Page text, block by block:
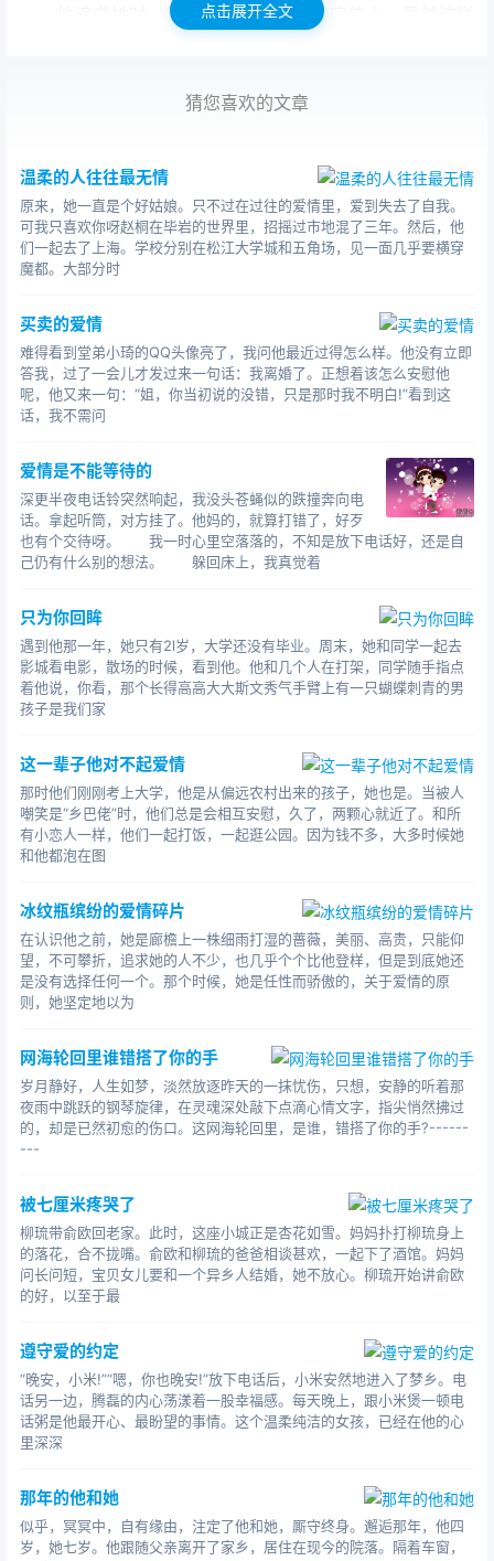
他追求她时，不喜欢坐在她前面的座位上，虽然这样
但是，不能住进她的眼睛里。
表现在她眼里，但又害怕她看不到他为了爱她而颓废沮
丧、伤心落泪，以为他不在意;想把自己爱她的心通过为爱
失落、最真实、真诚的表情诠释给她看，却担心她误会自
己用错了表情，以为自己不够勇敢，不够理智，无端颓
废。
他追求她时，很想跟她无忧无虑，哪怕是随随便便
的、无关风月的聊聊天，却害怕自己不小心说到她不开心
的、她不想听的而破坏感情;想多看她几眼，哪怕是远远
的、偷偷的，却也害怕会让她因此而躲避他，因此而造成
他追求她时，......
幸福如烟花般短暂，心灵如玻璃般易碎，当十指相
扣，紧握着所剩无几的点点余温时，无助的闭上双眼，若
是余温已散，再热的温度也触及不到眼角的潮湿。
其实，爱不一定是用肢体或语言来诠释，只要心还在
跳，爱依然在，命运的签会给爱最好的安排的，相信!
点击展开全文
猜您喜欢的文章
温柔的人往往最无情
原来，她一直是个好姑娘。只不过在过往的爱情里，爱到失去了自我。
可我只喜欢你呀赵桐在毕岩的世界里，招摇过市地混了三年。然后，他
们一起去了上海。学校分别在松江大学城和五角场，见一面几乎要横穿
魔都。大部分时
买卖的爱情
难得看到堂弟小琦的QQ头像亮了，我问他最近过得怎么样。他没有立即
答我，过了一会儿才发过来一句话：我离婚了。正想着该怎么安慰他
呢，他又来一句：“姐，你当初说的没错，只是那时我不明白!”看到这
话，我不需问
爱情是不能等待的
深更半夜电话铃突然响起，我没头苍蝇似的跌撞奔向电
话。拿起听筒，对方挂了。他妈的，就算打错了，好歹
也有个交待呀。 我一时心里空落落的，不知是放下电话好，还是自
己仍有什么别的想法。 躲回床上，我真觉着
只为你回眸
遇到他那一年，她只有2l岁，大学还没有毕业。周末，她和同学一起去
影城看电影，散场的时候，看到他。他和几个人在打架，同学随手指点
着他说，你看，那个长得高高大大斯文秀气手臂上有一只蝴蝶刺青的男
孩子是我们家
这一辈子他对不起爱情
那时他们刚刚考上大学，他是从偏远农村出来的孩子，她也是。当被人
嘲笑是“乡巴佬”时，他们总是会相互安慰，久了，两颗心就近了。和所
有小恋人一样，他们一起打饭，一起逛公园。因为钱不多，大多时候她
和他都泡在图
冰纹瓶缤纷的爱情碎片
在认识他之前，她是廊檐上一株细雨打湿的蔷薇，美丽、高贵，只能仰
望，不可攀折，追求她的人不少，也几乎个个比他登样，但是到底她还
是没有选择任何一个。那个时候，她是任性而骄傲的，关于爱情的原
则，她坚定地以为
网海轮回里谁错搭了你的手
岁月静好，人生如梦，淡然放逐昨天的一抹忧伤，只想，安静的听着那
夜雨中跳跃的钢琴旋律，在灵魂深处敲下点滴心情文字，指尖悄然拂过
的，却是已然初愈的伤口。这网海轮回里，是谁，错搭了你的手?------
---
被七厘米疼哭了
柳琉带俞欧回老家。此时，这座小城正是杏花如雪。妈妈扑打柳琉身上
的落花，合不拢嘴。俞欧和柳琉的爸爸相谈甚欢，一起下了酒馆。妈妈
问长问短，宝贝女儿要和一个异乡人结婚，她不放心。柳琉开始讲俞欧
的好，以至于最
遵守爱的约定
“晚安，小米!”“嗯，你也晚安!”放下电话后，小米安然地进入了梦乡。电
话另一边，腾磊的内心荡漾着一股幸福感。每天晚上，跟小米煲一顿电
话粥是他最开心、最盼望的事情。这个温柔纯洁的女孩，已经在他的心
里深深
那年的他和她
似乎，冥冥中，自有缘由，注定了他和她，厮守终身。邂逅那年，他四
岁，她七岁。他跟随父亲离开了家乡，居住在现今的院落。隔着车窗，